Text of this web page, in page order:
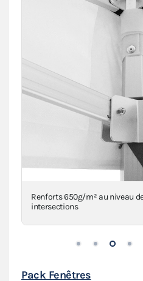
Renforts 650g/m² au niveau
intersections
Pack Fenêtres